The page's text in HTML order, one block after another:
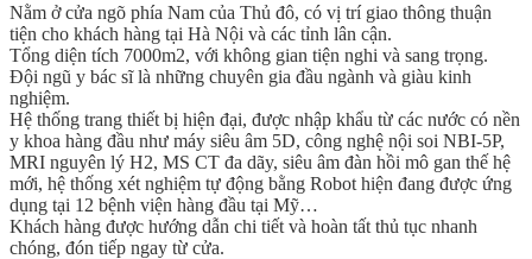
Nằm ở cửa ngõ phía Nam của Thủ đô, có vị trí giao thông thuận
tiện cho khách hàng tại Hà Nội và các tỉnh lân cận.
Tổng diện tích 7000m2, với không gian tiện nghi và sang trọng.
Đội ngũ y bác sĩ là những chuyên gia đầu ngành và giàu kinh
nghiệm.
Hệ thống trang thiết bị hiện đại, được nhập khẩu từ các nước có nền
y khoa hàng đầu như máy siêu âm 5D, công nghệ nội soi NBI-5P,
MRI nguyên lý H2, MS CT đa dãy, siêu âm đàn hồi mô gan thế hệ
mới, hệ thống xét nghiệm tự động bằng Robot hiện đang được ứng
dụng tại 12 bệnh viện hàng đầu tại Mỹ…
Khách hàng được hướng dẫn chi tiết và hoàn tất thủ tục nhanh
chóng, đón tiếp ngay từ cửa.